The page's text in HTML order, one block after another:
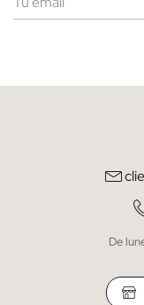
He leído y
* Puedes
De